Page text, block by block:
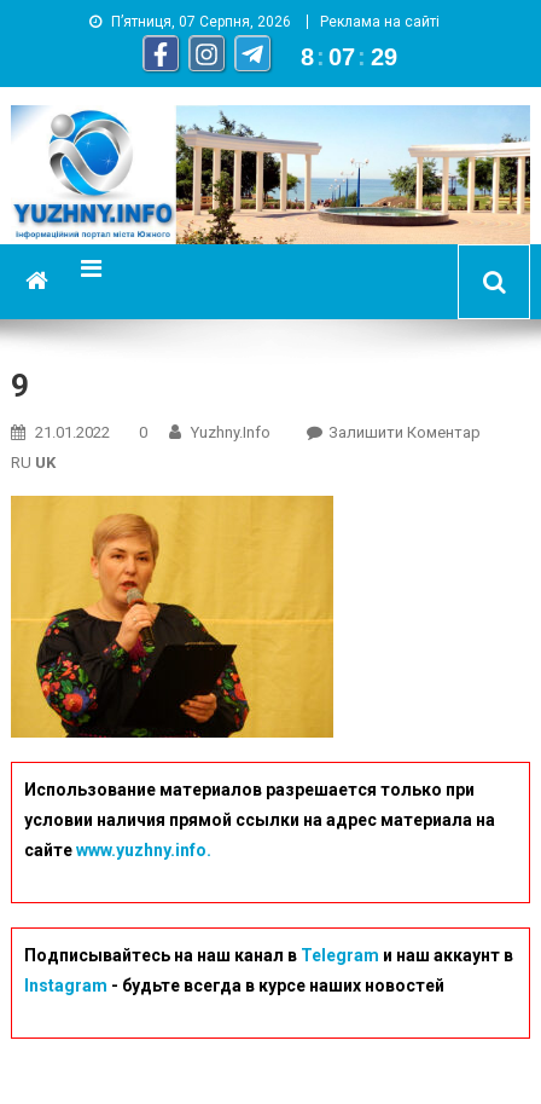
П’ятниця, 07 Серпня, 2026 Реклама на сайті
8 : 07 : 30
YUZHNY.INFO
информационный портал города Южный
9
21.01.2022 0 Yuzhny.info Залишити КоментарOn
RU UK
Использование материалов разрешается только при
условии наличия прямой ссылки на адрес материала на
сайтеwww.yuzhny.info.
Подписывайтесь на наш канал в Telegram и наш аккаунт в
Instagram - будьте всегда в курсе наших новостей